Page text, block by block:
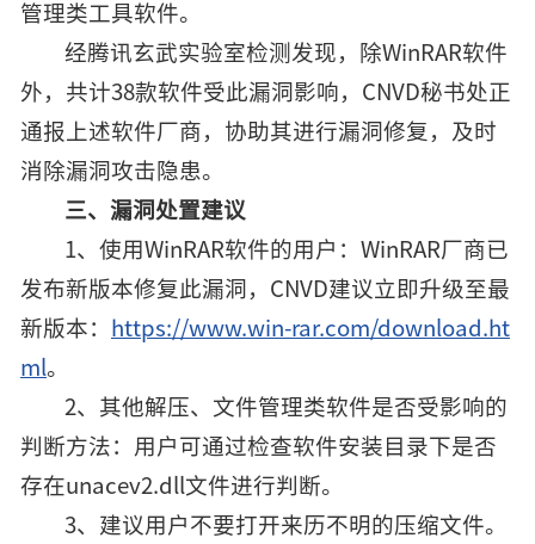
管理类工具软件。
经腾讯玄武实验室检测发现，除WinRAR软件
外，共计38款软件受此漏洞影响，CNVD秘书处正
通报上述软件厂商，协助其进行漏洞修复，及时
消除漏洞攻击隐患。
三、漏洞处置建议
1、使用WinRAR软件的用户：WinRAR厂商已
发布新版本修复此漏洞，CNVD建议立即升级至最
新版本：
https://www.win-rar.com/download.ht
ml 。
2、其他解压、文件管理类软件是否受影响的
判断方法：用户可通过检查软件安装目录下是否
存在unacev2.dll文件进行判断。
3、建议用户不要打开来历不明的压缩文件。